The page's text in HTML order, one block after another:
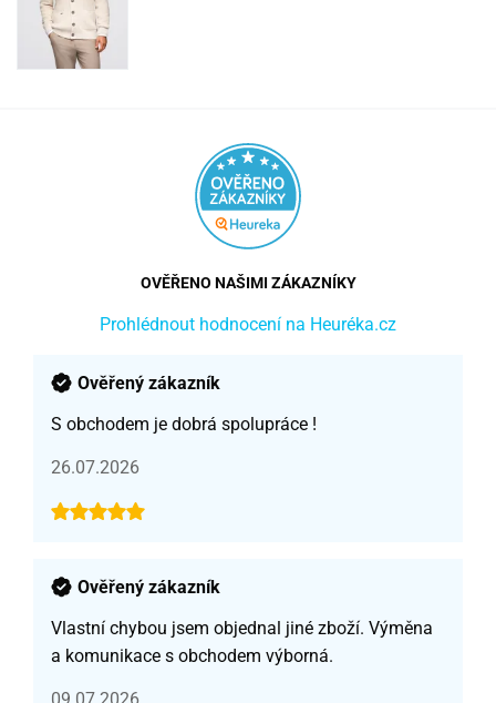
OVĚŘENO NAŠIMI ZÁKAZNÍKY
Prohlédnout hodnocení na Heuréka.cz
Ověřený zákazník
S obchodem je dobrá spolupráce !
26.07.2026
Ověřený zákazník
Vlastní chybou jsem objednal jiné zboží. Výměna
a komunikace s obchodem výborná.